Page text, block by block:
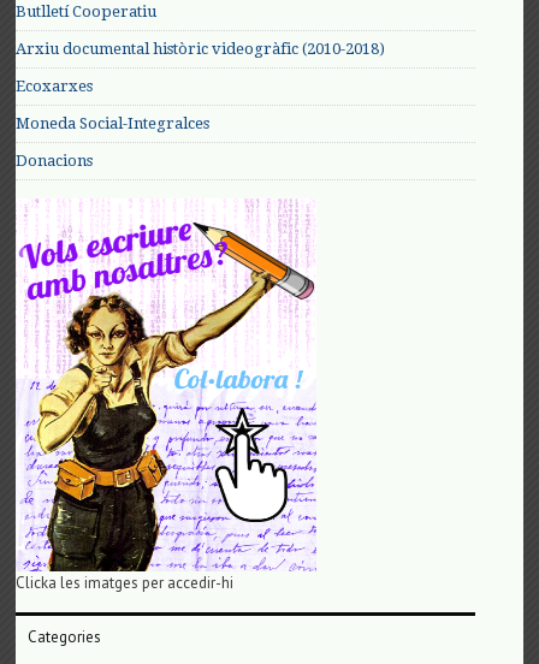
Butlletí Cooperatiu
Arxiu documental històric videogràfic (2010-2018)
Ecoxarxes
Moneda Social-Integralces
Donacions
Clicka les imatges per accedir-hi
Categories